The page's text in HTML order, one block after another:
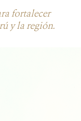
fortalecer
y la región.